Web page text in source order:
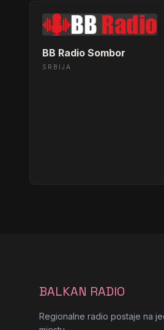
BB Radio Sombor
SRBIJA
BALKAN RADIO
Regionalne radio postaje na